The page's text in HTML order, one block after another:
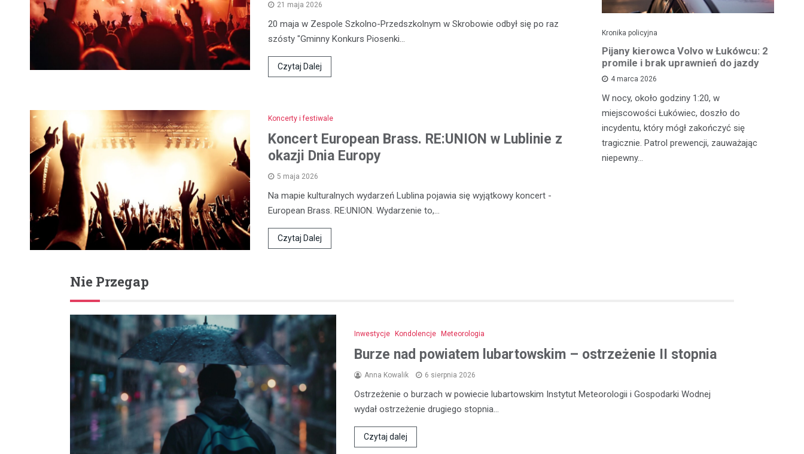
21 maja 2026
20 maja w Zespole Szkolno-Przedszkolnym w Skrobowie odbył się po raz
szósty "Gminny Konkurs Piosenki…
Czytaj Dalej
Koncerty i festiwale
Koncert European Brass. RE:UNION w Lublinie z
okazji Dnia Europy
5 maja 2026
Na mapie kulturalnych wydarzeń Lublina pojawia się wyjątkowy koncert -
European Brass. RE:UNION. Wydarzenie to,…
Czytaj Dalej
która padła ofiarą oszustwa internetowego.
Kronika policyjna
Pijany kierowca Volvo w Łukówcu: 2
promile i brak uprawnień do jazdy
4 marca 2026
W nocy, około godziny 1:20, w
miejscowości Łukówiec, doszło do
incydentu, który mógł zakończyć się
tragicznie. Patrol prewencji, zauważając
niepewny…
Nie Przegap
Inwestycje Kondolencje Meteorologia
Burze nad powiatem lubartowskim – ostrzeżenie II stopnia
Anna Kowalik 6 sierpnia 2026
Ostrzeżenie o burzach w powiecie lubartowskim Instytut Meteorologii i Gospodarki Wodnej
wydał ostrzeżenie drugiego stopnia…
Czytaj dalej